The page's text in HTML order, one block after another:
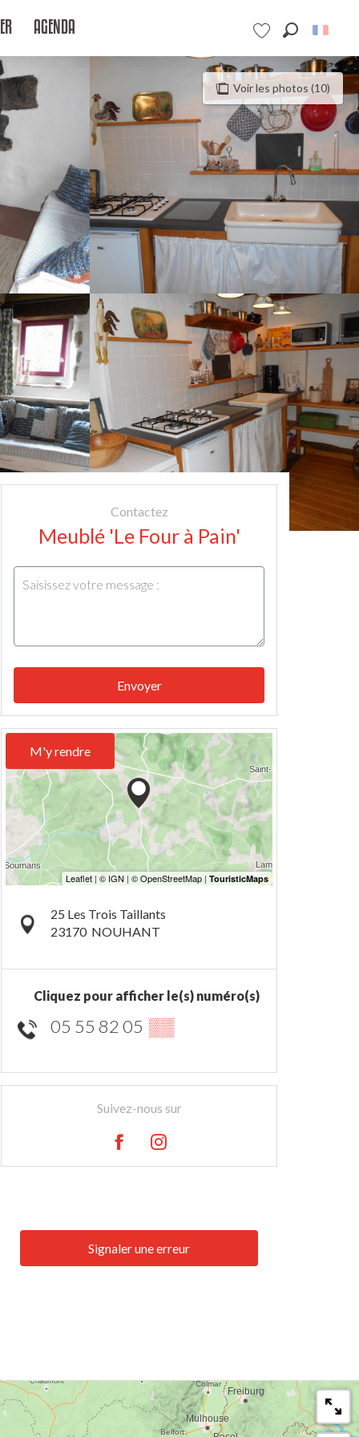
Voir les favoris
AGENDA
Voir les photos (10)
Contactez
Meublé 'Le Four à Pain'
Envoyer
M'y rendre
25 Les Trois Taillants
23170 NOUHANT
Cliquez pour afficher le(s) numéro(s)
05 55 82 05 ▒▒
Suivez-nous sur
Signaler une erreur